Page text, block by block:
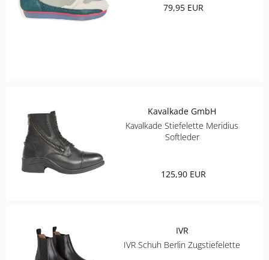
79,95 EUR
Kavalkade GmbH
Kavalkade Stiefelette Meridius
Softleder
125,90 EUR
IVR
IVR Schuh Berlin Zugstiefelette